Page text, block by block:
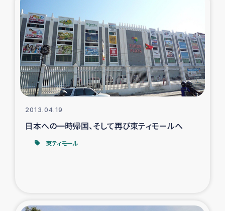
ガザ地区における被災住民への緊急支援
ガザ地区酪農を通した女性グループの生計支援
ふりかけ普及と食生活改善による栄養改善事業
フェアトレード事業
緊急支援事業
食べる
2013.04.19
日本への一時帰国、そして再び東ティモールへ
東ティモール